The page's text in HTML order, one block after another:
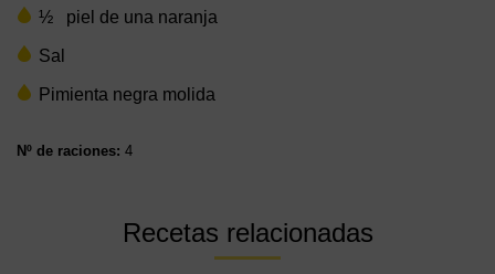
½ piel de una naranja
Sal
Pimienta negra molida
Nº de raciones: 4
Recetas relacionadas